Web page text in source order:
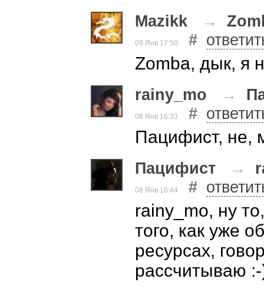
Mazikk →
09 Янв 17:50 #
Zomba, дык, я
rainy_mo →
08 Янв 16:33 #
Пацифист, не,
Пацифист →
08 Янв 16:44 #
rainy_mo, ну
того, как уже
ресурсах,
рассчитываю